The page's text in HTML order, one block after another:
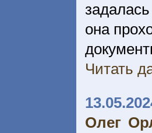
она
Читать
Олег